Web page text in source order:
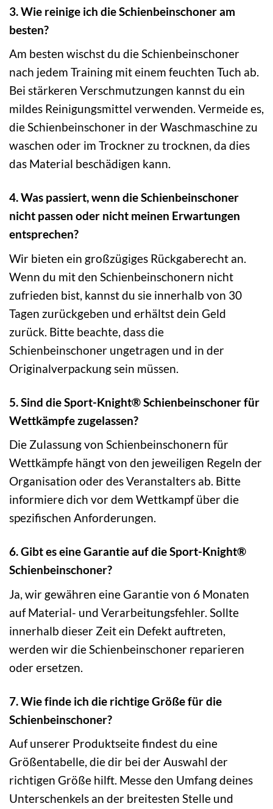
3. Wie reinige ich die Schienbeinschoner am
besten?
Am besten wischst du die Schienbeinschoner
nach jedem Training mit einem feuchten Tuch ab.
Bei stärkeren Verschmutzungen kannst du ein
mildes Reinigungsmittel verwenden. Vermeide es,
die Schienbeinschoner in der Waschmaschine zu
waschen oder im Trockner zu trocknen, da dies
das Material beschädigen kann.
4. Was passiert, wenn die Schienbeinschoner
nicht passen oder nicht meinen Erwartungen
entsprechen?
Wir bieten ein großzügiges Rückgaberecht an.
Wenn du mit den Schienbeinschonern nicht
zufrieden bist, kannst du sie innerhalb von 30
Tagen zurückgeben und erhältst dein Geld
zurück. Bitte beachte, dass die
Schienbeinschoner ungetragen und in der
Originalverpackung sein müssen.
5. Sind die Sport-Knight® Schienbeinschoner für
Wettkämpfe zugelassen?
Die Zulassung von Schienbeinschonern für
Wettkämpfe hängt von den jeweiligen Regeln der
Organisation oder des Veranstalters ab. Bitte
informiere dich vor dem Wettkampf über die
spezifischen Anforderungen.
6. Gibt es eine Garantie auf die Sport-Knight®
Schienbeinschoner?
Ja, wir gewähren eine Garantie von 6 Monaten
auf Material- und Verarbeitungsfehler. Sollte
innerhalb dieser Zeit ein Defekt auftreten,
werden wir die Schienbeinschoner reparieren
oder ersetzen.
7. Wie finde ich die richtige Größe für die
Schienbeinschoner?
Auf unserer Produktseite findest du eine
Größentabelle, die dir bei der Auswahl der
richtigen Größe hilft. Messe den Umfang deines
Unterschenkels an der breitesten Stelle und